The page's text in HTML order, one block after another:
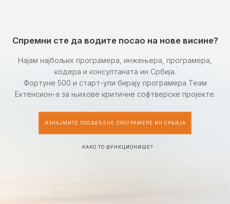
Спремни сте да водите посао на нове висине?
Најам најбољих програмера, инжењера, програмера,
кодера и консултаната ин Србија.
Фортуне 500 и старт-упи бирају програмера Теам
Ектенсион-а за њихове критичне софтверске пројекте.
ИЗНАЈМИТЕ ПОСВЕЋЕНЕ ПРОГРАМЕРЕ ИН СРБИЈА
КАКО ТО ФУНКЦИОНИШЕ?